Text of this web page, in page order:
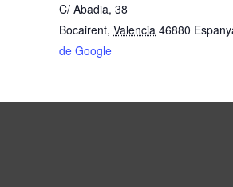
C/ Abadia, 38
Bocairent, Valencia 46880
de Google